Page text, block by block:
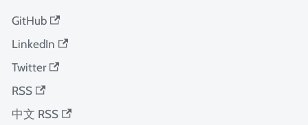
GitHub
LinkedIn
Twitter
RSS
中文 RSS